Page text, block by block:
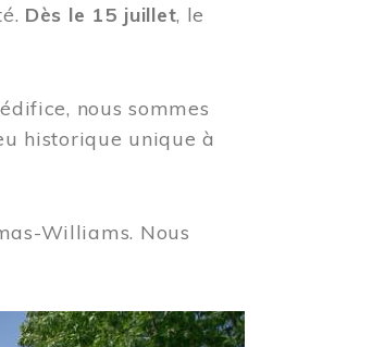
Dès le 15 juillet, le
nous sommes
historique unique à
Williams. Nous